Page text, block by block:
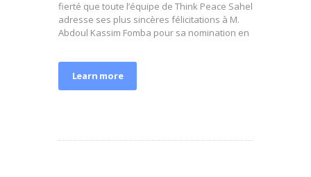
fierté que toute l’équipe de Think Peace Sahel
adresse ses plus sincères félicitations à M.
Abdoul Kassim Fomba pour sa nomination en
Learn more